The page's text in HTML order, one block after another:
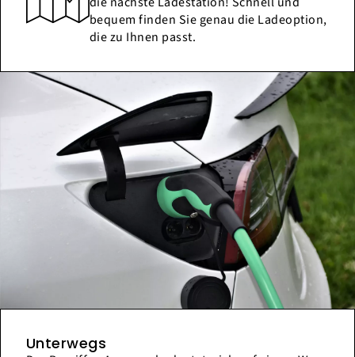
bequem finden Sie genau die Ladeoption,
die zu Ihnen passt.
Unterwegs